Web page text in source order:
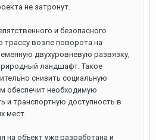
не затронут.
и безопасного
возле поворота на
двухуровневую развязку,
ландшафт. Такое
снизить социальную
обеспечит необходимую
и транспортную доступность в
мест.
на объект уже разработана и